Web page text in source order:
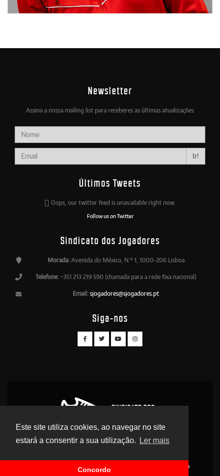
Este site utiliza cookies, ao navegar no site
estará a consentir a sua utilização.
Ler mais
Concordo
Newsletter
Assina a nossa mailing list para receberes as últimas atualizações
Ir!
Últimos Tweets
Oops, our twitter feed is unavailable right now.
Follow us on Twitter
Sindicato dos Jogadores
Morada:Avenida do México, N.º 1, 1000-206 Lisboa
Telefone: +351 213 219 590 (chamada para a rede fixa nacional)
Email: sjogadores@sjogadores.pt
Siga-nos
© 2026 Sindicato dos Jogadores - Direitos Reservados
Apoio Legal Antidoping
Legislação Desportiva